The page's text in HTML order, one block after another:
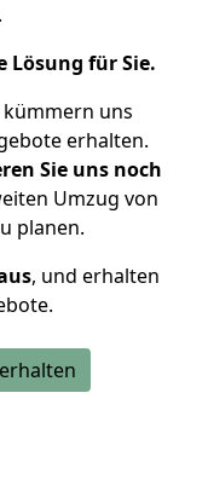
Lösung für Sie.
kümmern uns
erhalten.
Sie uns noch
Umzug von
planen.
, und erhalten